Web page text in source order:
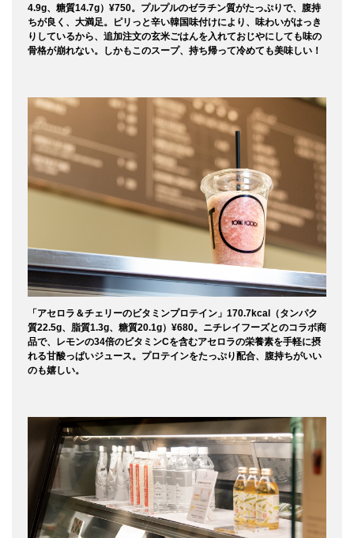
4.9g、糖質14.7g）¥750。プルプルのゼラチン質がたっぷりで、腹持
ちが良く、大満足。ピリっと辛い韓国味付けにより、味わいがはっき
りしているから、追加注文の玄米ごはんを入れておじやにしても味の
骨格が崩れない。しかもこのスープ、持ち帰って冷めても美味しい！
「アセロラ＆チェリーのビタミンプロテイン」170.7kcal（タンパク
質22.5g、脂質1.3g、糖質20.1g）¥680。ニチレイフーズとのコラボ商
品で、レモンの34倍のビタミンCを含むアセロラの栄養素を手軽に摂
れる甘酸っぱいジュース。プロテインをたっぷり配合、腹持ちがいい
のも嬉しい。